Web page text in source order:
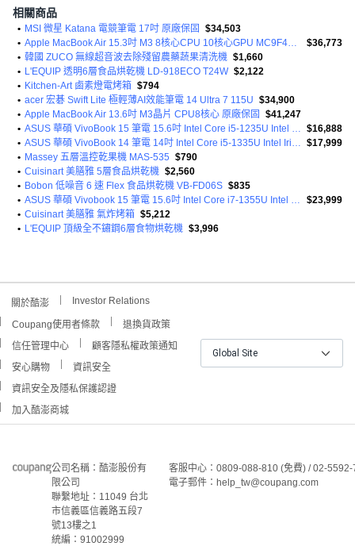
相關商品
• MSI 微星 Katana 電競筆電 17吋 原廠保固
$34,503
•
Apple MacBook Air 15.3吋 M3 8核心CPU 10核心GPU MC9F4TA/A 原廠保固
$36,773
• 韓國 ZUCO 無線超音波去除殘留農藥蔬果清洗機 $1,660
• L'EQUIP 透明6層食品烘乾機 LD-918ECO T24W $2,122
• Kitchen-Art 鹵素燈電烤箱 $794
• acer 宏碁 Swift Lite 極輕薄AI效能筆電 14 Ultra 7 115U $34,900
• Apple MacBook Air 13.6吋 M3晶片 CPU8核心 原廠保固
$41,247
•
ASUS 華碩 VivoBook 15 筆電 15.6吋 Intel Core i5-1235U Intel Iris Xe 完整原廠保固 正品保證通路 $16,888
•
ASUS 華碩 VivoBook 14 筆電 14吋 Intel Core i5-1335U Intel Iris Xe 完整原廠保固 正品保證通路 $17,999
• Massey 五層溫控乾果機 MAS-535 $790
• Cuisinart 美膳雅 5層食品烘乾機 $2,560
• Bobon 低噪音 6 速 Flex 食品烘乾機 VB-FD06S $835
•
ASUS 華碩 Vivobook 15 筆電 15.6吋 Intel Core i7-1355U Intel Iris Xe 完整原廠保固 正品保證通路
$23,999
• Cuisinart 美膳雅 氣炸烤箱 $5,212
• L'EQUIP 頂級全不鏽鋼6層食物烘乾機 $3,996
關於酷澎 Investor Relations
Coupang使用者條款
退換貨政策
信任管理中心
顧客隱私權政策通知
安心購物
資訊安全
資訊安全及隱私保護認證
加入酷澎商城
Global Site
公司名稱：酷澎股份有
限公司
聯繫地址：11049 台北
市信義區信義路五段7
號13樓之1
統編：91002999
客服中心：0809-088-810 (免費) / 02-
電子郵件：help_tw@coupang.com